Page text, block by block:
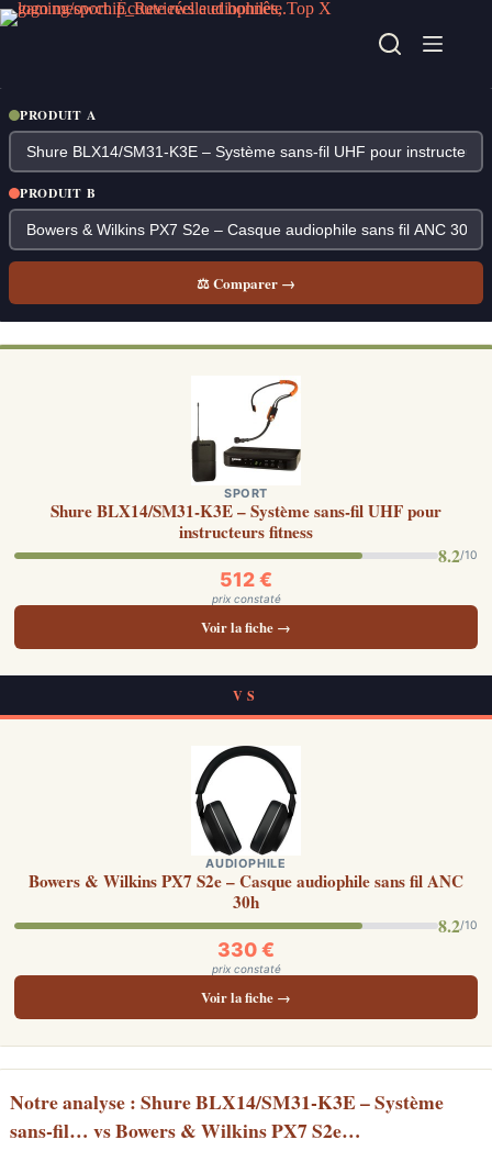
Passer
au
PRODUIT A
PRODUIT B
⚖ Comparer →
SPORT
Shure BLX14/SM31-K3E – Système sans-fil UHF pour
instructeurs fitness
8.2/10
512 €
prix constaté
Voir la fiche →
VS
AUDIOPHILE
Bowers & Wilkins PX7 S2e – Casque audiophile sans fil ANC
30h
8.2/10
330 €
prix constaté
Voir la fiche →
Notre analyse : Shure BLX14/SM31-K3E – Système
sans-fil… vs Bowers & Wilkins PX7 S2e…